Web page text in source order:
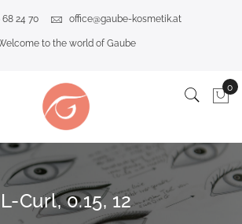
68 24 70 office@gaube-kosmetik.at
to the world of Gaube
L-Curl, 0.15, 12